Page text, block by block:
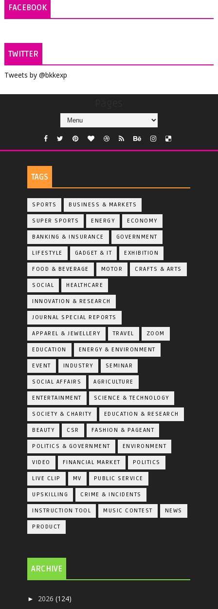
FACEBOOK
TWITTER
Tweets by @bkkexp
TAGS
SPORTS BUSINESS & MARKETS
SUPER SPORTS ENERGY ECONOMY
BANKING & INSURANCE GOVERNMENT
LIFESTYLE GADGET & IT EXHIBITION
FOOD & BEVERAGE MOTOR CRAFTS & ARTS
SOCIAL HEALTHCARE
INNOVATION & RESEARCH
JOURNAL SPECIAL REPORTS
APPAREL & JEWELLERY TRAVEL ZOOM
EDUCATION ENERGY & ENVIRONMENT
EVENT INDUSTRY SEMINAR
SOCIAL AFFAIRS AGRICULTURE
ENTERTAINMENT SCIENCE & TECHNOLOGY
SOCIETY & CHARITY EDUCATION & RESEARCH
BEAUTY CSR FASHION & PAGEANT
POLITICS & GOVERNMENT ENVIRONMENT
VIDEO FINANCIAL MARKET POLITICS
LIVE CLIP MV PUBLIC SERVICE
UPSKILLING CRIME & INCIDENTS
INSTRUCTION TOOL MUSIC CONTEST NEWS
PRODUCT
ARCHIVE
► 2026(124)